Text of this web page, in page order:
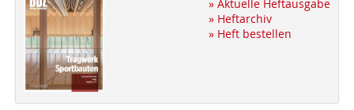
» Aktuelle Heftausgabe
» Heftarchiv
» Heft bestellen